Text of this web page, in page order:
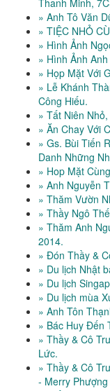
Thanh Minh,
» Anh Tô Văn
» TIỆC NHỎ
» Hình Ảnh
» Hình Ảnh
» Họp Mặt Với
» Lễ Khánh
Công Hiếu.
» Tất Niên
» Ăn Chay Với
» Gs. Bùi Tiến
Danh Những
» Hop Mặt
» Anh Nguyễn
» Thăm Vườn
» Thầy Ngô
» Thăm Anh
2014.
» Đón Thầy &
» Du lịch Nhật
» Du lịch
» Du lịch mùa
» Anh Tôn
» Bác Huy Đến
» Thầy & Cô
Lức.
» Thầy & Cô
- Merry Phượng